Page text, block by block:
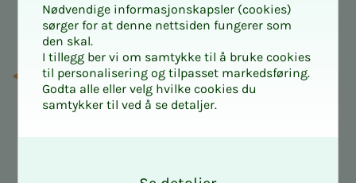
Nødvendige informasjonskapsler (cookies)
sørger for at denne nettsiden fungerer som
den skal.
I tillegg ber vi om samtykke til å bruke cookies
til personalisering og tilpasset markedsføring.
Godta alle eller velg hvilke cookies du
samtykker til ved å se detaljer.